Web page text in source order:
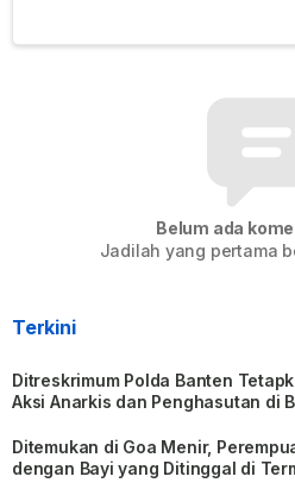
Belum ada
Jadilah yang pertama
Terkini
Ditreskrimum Polda Banten
Aksi Anarkis dan Penghasutan di
Ditemukan di Goa Menir,
dengan Bayi yang Ditinggal di